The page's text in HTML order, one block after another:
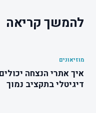
להמשך קריאה
מוזיאונים
איך אתרי הנצחה
דיגיטלי בתקציב נמוך